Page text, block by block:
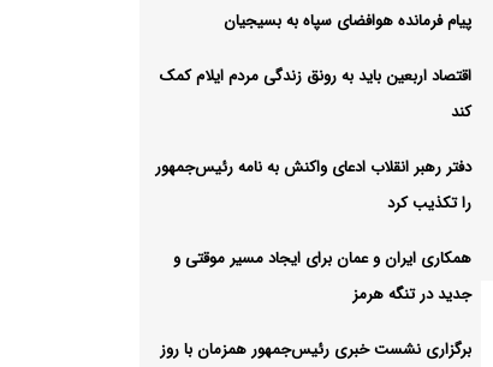
پیام فرمانده هوافضای سپاه به بسیجیان
اقتصاد اربعین باید به رونق زندگی مردم ایلام کمک
کند
دفتر رهبر انقلاب ادعای واکنش به نامه رئیس‌جمهور
را تکذیب کرد
همکاری ایران و عمان برای ایجاد مسیر موقتی و
جدید در تنگه هرمز
برگزاری نشست خبری رئیس‌جمهور همزمان با روز